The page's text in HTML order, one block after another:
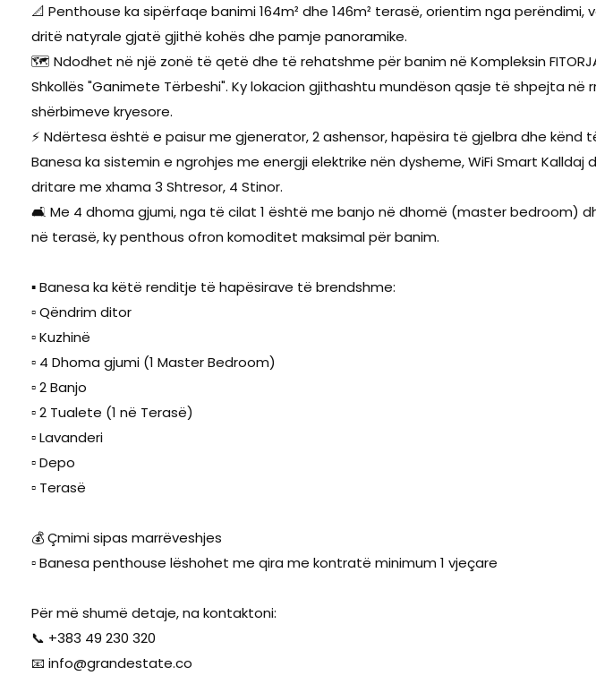
📐 Penthouse ka sipërfaqe banimi 164m² dhe 146m² terasë, orientim nga perëndimi,
dritë natyrale gjatë gjithë kohës dhe pamje panoramike.
🗺️ Ndodhet në një zonë të qetë dhe të rehatshme për banim në Kompleksin
Shkollës "Ganimete Tërbeshi". Ky lokacion gjithashtu mundëson qasje të shpejta në
shërbimeve kryesore.
⚡ Ndërtesa është e paisur me gjenerator, 2 ashensor, hapësira të gjelbra dhe kënd
Banesa ka sistemin e ngrohjes me energji elektrike nën dysheme, WiFi Smart Kalldaj
dritare me xhama 3 Shtresor, 4 Stinor.
🛋️ Me 4 dhoma gjumi, nga të cilat 1 është me banjo në dhomë (master bedroom)
në terasë, ky penthous ofron komoditet maksimal për banim.
▪️ Banesa ka këtë renditje të hapësirave të brendshme:
▫️ Qëndrim ditor
▫️ Kuzhinë
▫️ 4 Dhoma gjumi (1 Master Bedroom)
▫️ 2 Banjo
▫️ 2 Tualete (1 në Terasë)
▫️ Lavanderi
▫️ Depo
▫️ Terasë
💰 Çmimi sipas marrëveshjes
▫️ Banesa penthouse lëshohet me qira me kontratë minimum 1 vjeçare
Për më shumë detaje, na kontaktoni:
📞 +383 49 230 320
📧 info@grandestate.co